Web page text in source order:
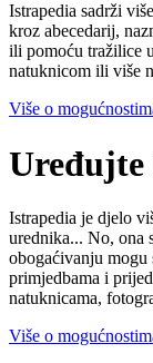
Istrapedia sadrži
kroz abecedarij,
ili pomoću tražilice
natuknicom ili više
Više o
Istrapedia je djelo
urednika... No, ona
obogaćivanju
primjedbama i
natuknicama,
Više o